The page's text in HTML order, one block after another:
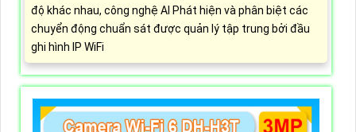
độ khác nhau, công nghệ AI Phát hiện và phân biệt các
chuyển động chuẩn sát được quản lý tập trung bởi đầu
ghi hình IP WiFi